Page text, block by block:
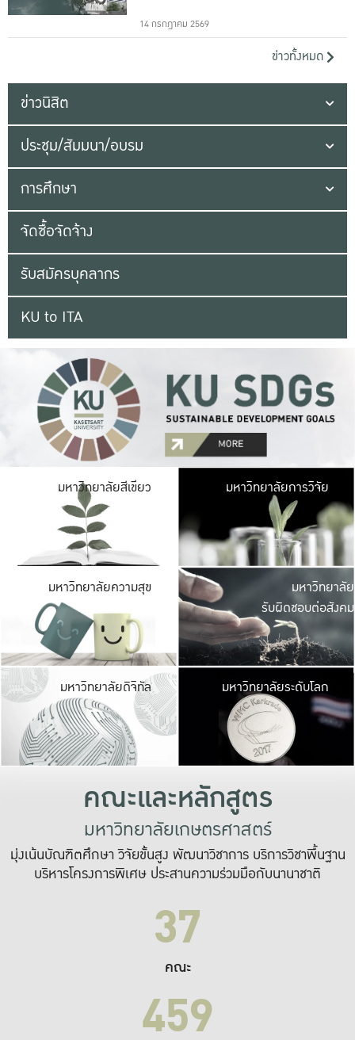
14 กรกฎาคม 2569
ข่าวทั้งหมด
ข่าวนิสิต
ประชุม/สัมมนา/อบรม
การศึกษา
จัดซื้อจัดจ้าง
รับสมัครบุคลากร
KU to ITA
มหาวิทยาลัยสีเขียว มหาวิ
มีพื้นที่เขียวสดใส
เป็นป่าในเมือง เกษต
มหาวิทยาลัยการวิจัย
มหาวิทยาลัยความสุข มหาวิ
ค
เปิดประ
และพบเรื่องราวใ
มหาวิทยาลัย
รับผิดชอบต่อสังคม
มหาวิทยาลัยดิจิทัล มหาวิ
เปลี่ยนแปลง แล
เพื่อทำง
ระบบสารสนเทศ
มหาวิทยาลัยระดับโลก
คณะและหลักสูตร
มหาวิทยาลัยเกษตรศาสตร์
มุ่งเน้นบัณฑิตศึกษา วิจัยขั้นสูง พัฒนาวิชาการ บริการวิชาพื้นฐาน
บริหารโครงการพิเศษ ประสานความร่วมมือกับนานาชาติ
37
คณะ
459